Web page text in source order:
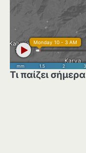
Τι παίζει σήμερα